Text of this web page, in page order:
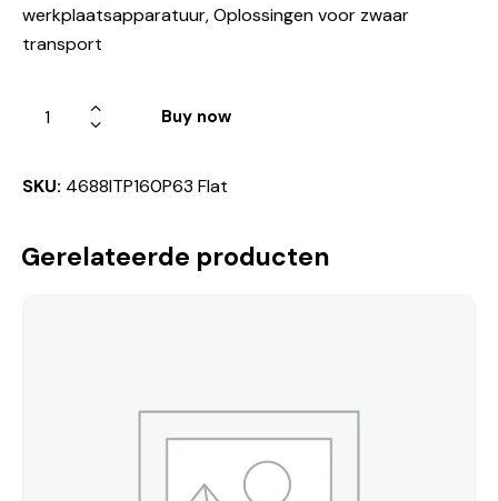
werkplaatsapparatuur, Oplossingen voor zwaar
transport
Buy now
SKU: 4688ITP160P63 Flat
Gerelateerde producten